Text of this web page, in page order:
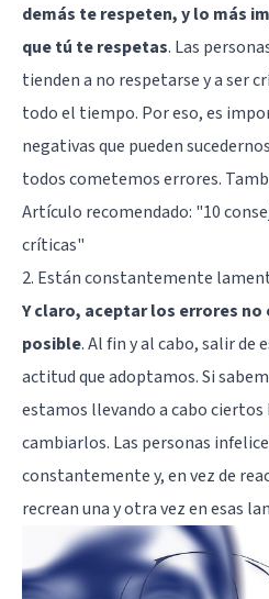
demás te respeten, y lo más
que tú te respetas. Las
tienden a no respetarse y a ser
todo el tiempo. Por eso, es
negativas que pueden
todos cometemos errores.
Artículo recomendado: "10
críticas"
2. Están constantemente
Y claro, aceptar los errores
posible. Al fin y al cabo, salir de
actitud que adoptamos. Si
estamos llevando a cabo
cambiarlos. Las personas
constantemente y, en vez de
recrean una y otra vez en esas